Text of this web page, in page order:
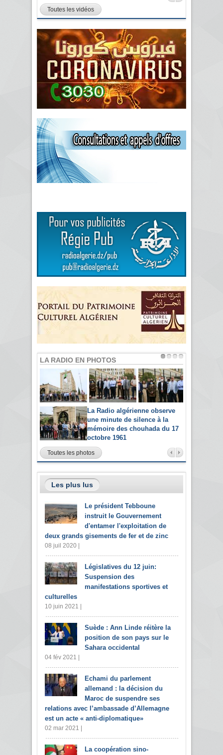
Toutes les vidéos
LA RADIO EN PHOTOS
La Radio algérienne observe
une minute de silence à la
mémoire des chouhada du 17
octobre 1961
Toutes les photos
Les plus lus
Le président Tebboune
instruit le Gouvernement
d'entamer l'exploitation de
deux grands gisements de fer et de zinc
08 juil 2020 |
Législatives du 12 juin:
Suspension des
manifestations sportives et
culturelles
10 juin 2021 |
Suède : Ann Linde réitère la
position de son pays sur le
Sahara occidental
04 fév 2021 |
Echami du parlement
allemand : la décision du
Maroc de suspendre ses
relations avec l’ambassade d’Allemagne
est un acte « anti-diplomatique»
02 mar 2021 |
La coopération sino-